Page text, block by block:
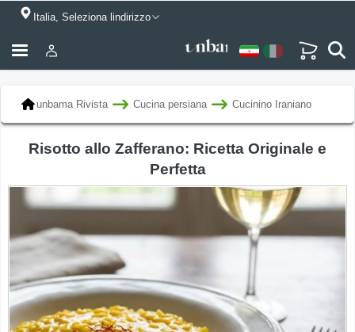
Italia, Seleziona lindirizzo
unbama Rivista Cucina persiana Cucinino Iraniano
Risotto allo Zafferano: Ricetta Originale e
Perfetta